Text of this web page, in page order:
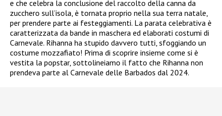
e che celebra la conclusione del raccolto della canna da
zucchero sull’isola, è tornata proprio nella sua terra natale,
per prendere parte ai festeggiamenti. La parata celebrativa è
caratterizzata da bande in maschera ed elaborati costumi di
Carnevale. Rihanna ha stupido davvero tutti, sfoggiando un
costume mozzafiato! Prima di scoprire insieme come si è
vestita la popstar, sottolineiamo il fatto che Rihanna non
prendeva parte al Carnevale delle Barbados dal 2024.